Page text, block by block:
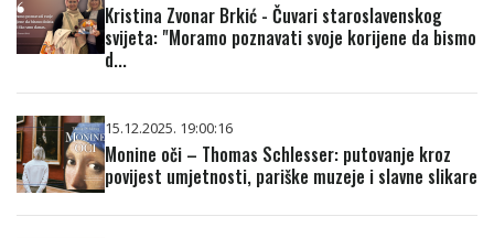
Kristina Zvonar Brkić - Čuvari staroslavenskog
svijeta: "Moramo poznavati svoje korijene da bismo
d...
15.12.2025. 19:00:16
Monine oči – Thomas Schlesser: putovanje kroz
povijest umjetnosti, pariške muzeje i slavne slikare